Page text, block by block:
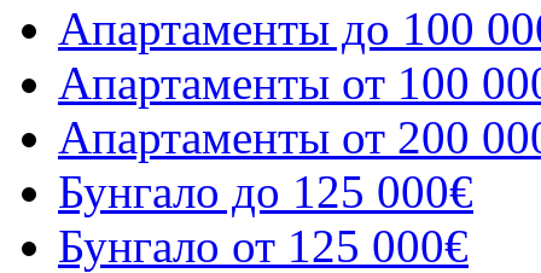
Апартаменты до 100
Апартаменты от 100
Апартаменты от 200
Бунгало до 125 000€
Бунгало от 125 000€